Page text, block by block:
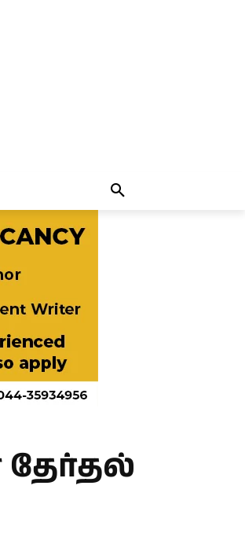
தேர்தல்